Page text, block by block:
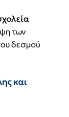
των
δεσμού
και